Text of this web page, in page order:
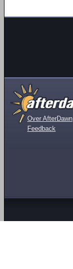
Over AfterDawn
Feedback